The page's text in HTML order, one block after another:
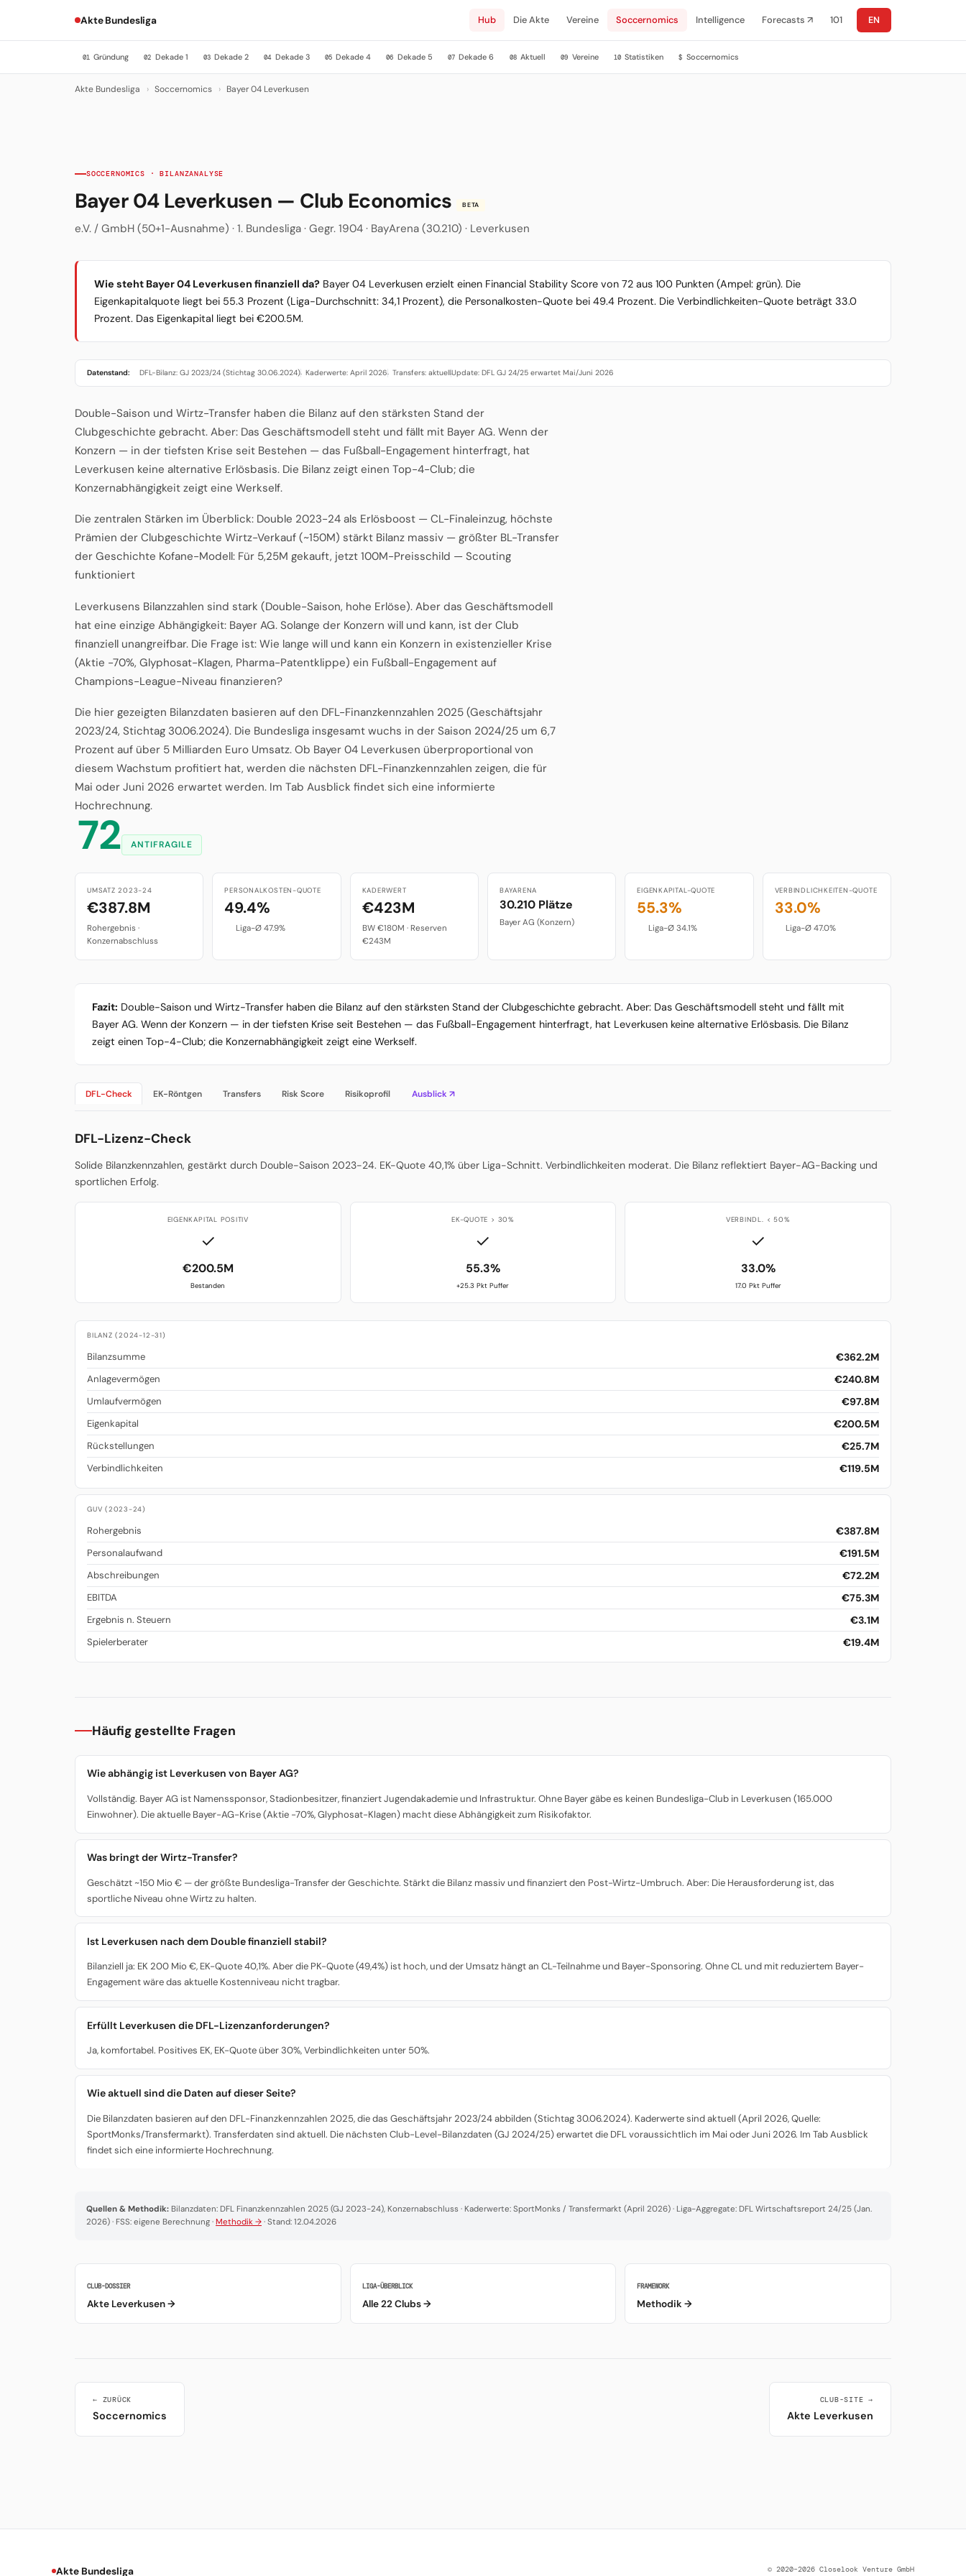
Akte Bundesliga Hub Die Akte Vereine Soccernomics Intelligence Forecasts ↗ 101 EN
01 Gründung 02 Dekade 1 03 Dekade 2 04 Dekade 3 05 Dekade 4 06 Dekade 5 07 Dekade 6 08 Aktuell 09 Vereine 10 Statistiken $ Soccernomics
Akte Bundesliga › Soccernomics › Bayer 04 Leverkusen
SOCCERNOMICS · BILANZANALYSE
Bayer 04 Leverkusen — Club Economics BETA
e.V. / GmbH (50+1-Ausnahme) · 1. Bundesliga · Gegr. 1904 · BayArena (30.210) · Leverkusen
Wie steht Bayer 04 Leverkusen finanziell da? Bayer 04 Leverkusen erzielt einen Financial Stability Score von 72 aus 100 Punkten (Ampel: grün). Die
Eigenkapitalquote liegt bei 55.3 Prozent (Liga-Durchschnitt: 34,1 Prozent), die Personalkosten-Quote bei 49.4 Prozent. Die Verbindlichkeiten-Quote beträgt 33.0
Prozent. Das Eigenkapital liegt bei €200.5M.
Datenstand: DFL-Bilanz: GJ 2023/24 (Stichtag 30.06.2024)· Kaderwerte: April 2026· Transfers: aktuell·Update: DFL GJ 24/25 erwartet Mai/Juni 2026
Double-Saison und Wirtz-Transfer haben die Bilanz auf den stärksten Stand der
Clubgeschichte gebracht. Aber: Das Geschäftsmodell steht und fällt mit Bayer AG. Wenn der
Konzern — in der tiefsten Krise seit Bestehen — das Fußball-Engagement hinterfragt, hat
Leverkusen keine alternative Erlösbasis. Die Bilanz zeigt einen Top-4-Club; die
Konzernabhängigkeit zeigt eine Werkself.
Die zentralen Stärken im Überblick: Double 2023-24 als Erlösboost — CL-Finaleinzug, höchste
Prämien der Clubgeschichte Wirtz-Verkauf (~150M) stärkt Bilanz massiv — größter BL-Transfer
der Geschichte Kofane-Modell: Für 5,25M gekauft, jetzt 100M-Preisschild — Scouting
funktioniert
Leverkusens Bilanzzahlen sind stark (Double-Saison, hohe Erlöse). Aber das Geschäftsmodell
hat eine einzige Abhängigkeit: Bayer AG. Solange der Konzern will und kann, ist der Club
finanziell unangreifbar. Die Frage ist: Wie lange will und kann ein Konzern in existenzieller Krise
(Aktie -70%, Glyphosat-Klagen, Pharma-Patentklippe) ein Fußball-Engagement auf
Champions-League-Niveau finanzieren?
Die hier gezeigten Bilanzdaten basieren auf den DFL-Finanzkennzahlen 2025 (Geschäftsjahr
2023/24, Stichtag 30.06.2024). Die Bundesliga insgesamt wuchs in der Saison 2024/25 um 6,7
Prozent auf über 5 Milliarden Euro Umsatz. Ob Bayer 04 Leverkusen überproportional von
diesem Wachstum profitiert hat, werden die nächsten DFL-Finanzkennzahlen zeigen, die für
Mai oder Juni 2026 erwartet werden. Im Tab Ausblick findet sich eine informierte
Hochrechnung.
72 ANTIFRAGILE
UMSATZ 2023-24
€387.8M
Rohergebnis ·
Konzernabschluss
PERSONALKOSTEN-QUOTE
49.4%
Liga-Ø 47.9%
KADERWERT
€423M
BW €180M · Reserven
€243M
BAYARENA
30.210 Plätze
Bayer AG (Konzern)
EIGENKAPITAL-QUOTE
55.3%
Liga-Ø 34.1%
VERBINDLICHKEITEN-QUOTE
33.0%
Liga-Ø 47.0%
Fazit: Double-Saison und Wirtz-Transfer haben die Bilanz auf den stärksten Stand der Clubgeschichte gebracht. Aber: Das Geschäftsmodell steht und fällt mit
Bayer AG. Wenn der Konzern — in der tiefsten Krise seit Bestehen — das Fußball-Engagement hinterfragt, hat Leverkusen keine alternative Erlösbasis. Die Bilanz
zeigt einen Top-4-Club; die Konzernabhängigkeit zeigt eine Werkself.
DFL-Check EK-Röntgen Transfers Risk Score Risikoprofil Ausblick ↗
DFL-Lizenz-Check
Solide Bilanzkennzahlen, gestärkt durch Double-Saison 2023-24. EK-Quote 40,1% über Liga-Schnitt. Verbindlichkeiten moderat. Die Bilanz reflektiert Bayer-AG-Backing und
sportlichen Erfolg.
EIGENKAPITAL POSITIV
✓
€200.5M
Bestanden
EK-QUOTE > 30%
✓
55.3%
+25.3 Pkt Puffer
VERBINDL. < 50%
✓
33.0%
17.0 Pkt Puffer
BILANZ (2024-12-31)
Bilanzsumme €362.2M
Anlagevermögen €240.8M
Umlaufvermögen €97.8M
Eigenkapital €200.5M
Rückstellungen €25.7M
Verbindlichkeiten €119.5M
GUV (2023-24)
Rohergebnis €387.8M
Personalaufwand €191.5M
Abschreibungen €72.2M
EBITDA €75.3M
Ergebnis n. Steuern €3.1M
Spielerberater €19.4M
Häufig gestellte Fragen
Wie abhängig ist Leverkusen von Bayer AG?
Vollständig. Bayer AG ist Namenssponsor, Stadionbesitzer, finanziert Jugendakademie und Infrastruktur. Ohne Bayer gäbe es keinen Bundesliga-Club in Leverkusen (165.000
Einwohner). Die aktuelle Bayer-AG-Krise (Aktie -70%, Glyphosat-Klagen) macht diese Abhängigkeit zum Risikofaktor.
Was bringt der Wirtz-Transfer?
Geschätzt ~150 Mio € — der größte Bundesliga-Transfer der Geschichte. Stärkt die Bilanz massiv und finanziert den Post-Wirtz-Umbruch. Aber: Die Herausforderung ist, das
sportliche Niveau ohne Wirtz zu halten.
Ist Leverkusen nach dem Double finanziell stabil?
Bilanziell ja: EK 200 Mio €, EK-Quote 40,1%. Aber die PK-Quote (49,4%) ist hoch, und der Umsatz hängt an CL-Teilnahme und Bayer-Sponsoring. Ohne CL und mit reduziertem Bayer-
Engagement wäre das aktuelle Kostenniveau nicht tragbar.
Erfüllt Leverkusen die DFL-Lizenzanforderungen?
Ja, komfortabel. Positives EK, EK-Quote über 30%, Verbindlichkeiten unter 50%.
Wie aktuell sind die Daten auf dieser Seite?
Die Bilanzdaten basieren auf den DFL-Finanzkennzahlen 2025, die das Geschäftsjahr 2023/24 abbilden (Stichtag 30.06.2024). Kaderwerte sind aktuell (April 2026, Quelle:
SportMonks/Transfermarkt). Transferdaten sind aktuell. Die nächsten Club-Level-Bilanzdaten (GJ 2024/25) erwartet die DFL voraussichtlich im Mai oder Juni 2026. Im Tab Ausblick
findet sich eine informierte Hochrechnung.
Quellen & Methodik: Bilanzdaten: DFL Finanzkennzahlen 2025 (GJ 2023-24), Konzernabschluss · Kaderwerte: SportMonks / Transfermarkt (April 2026) · Liga-Aggregate: DFL Wirtschaftsreport 24/25 (Jan.
2026) · FSS: eigene Berechnung · Methodik → · Stand: 12.04.2026
CLUB-DOSSIER
Akte Leverkusen →
LIGA-ÜBERBLICK
Alle 22 Clubs →
FRAMEWORK
Methodik →
← ZURÜCK
Soccernomics
CLUB-SITE →
Akte Leverkusen
Akte Bundesliga
© 2020–2026 Closelook Venture GmbH